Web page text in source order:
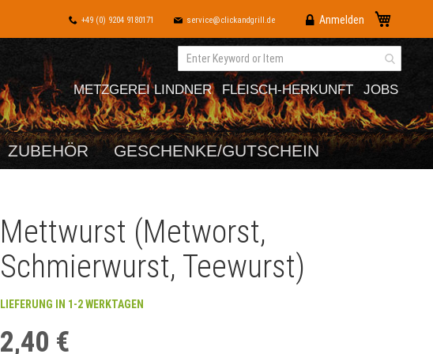
Direkt
Inhalt
Anmelden
+49 (0) 9204 9180171 service@clickandgrill.de
METZGEREI LINDNER FLEISCH-HERKUNFT JOBS
ZUBEHÖR GESCHENKE/GUTSCHEIN
Mettwurst (Metworst,
Schmierwurst, Teewurst)
LIEFERUNG IN 1-2 WERKTAGEN
2,40 €